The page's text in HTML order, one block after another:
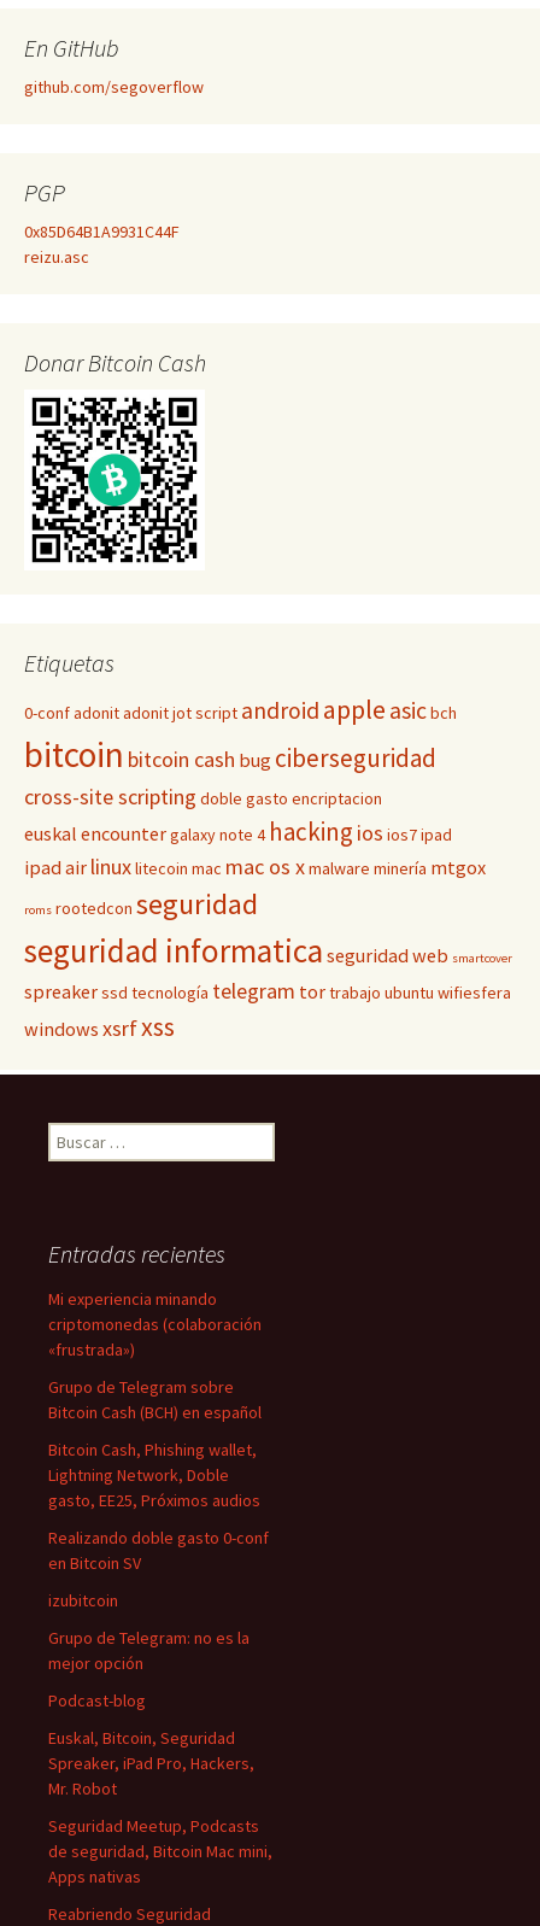
En GitHub
github.com/segoverflow
PGP
0x85D64B1A9931C44F
reizu.asc
Donar Bitcoin Cash
Etiquetas
0-confadonitadonit jot script android apple asicbch
bitcoin bitcoin cash bug ciberseguridad
cross-site scripting doble gasto encriptacion
euskal encountergalaxy note 4 hacking ios ios7ipad
ipad air linuxlitecoin mac mac os xmalware minería mtgox
roms rootedcon seguridad
seguridad informatica seguridad web smartcover
spreakerssd tecnología telegram tortrabajo ubuntu wifiesfera
windows xsrfxss
Buscar:
Entradas recientes
Mi experiencia minando
criptomonedas (colaboración
«frustrada»)
Grupo de Telegram sobre
Bitcoin Cash (BCH) en español
Bitcoin Cash, Phishing wallet,
Lightning Network, Doble
gasto, EE25, Próximos audios
Realizando doble gasto 0-conf
en Bitcoin SV
izubitcoin
Grupo de Telegram: no es la
mejor opción
Podcast-blog
Euskal, Bitcoin, Seguridad
Spreaker, iPad Pro, Hackers,
Mr. Robot
Seguridad Meetup, Podcasts
de seguridad, Bitcoin Mac mini,
Apps nativas
Reabriendo Seguridad